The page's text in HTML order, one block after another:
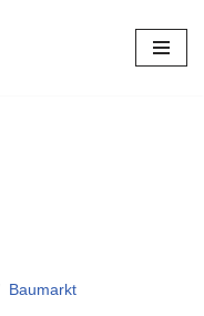
Baumarkt